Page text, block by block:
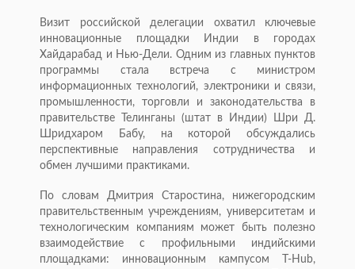
Визит российской делегации охватил ключевые
инновационные площадки Индии в городах
Хайдарабад и Нью-Дели. Одним из главных пунктов
программы стала встреча с министром
информационных технологий, электроники и связи,
промышленности, торговли и законодательства в
правительстве Телинганы (штат в Индии) Шри Д.
Шридхаром Бабу, на которой обсуждались
перспективные направления сотрудничества и
обмен лучшими практиками.
По словам Дмитрия Старостина, нижегородским
правительственным учреждениям, университетам и
технологическим компаниям может быть полезно
взаимодействие с профильными индийскими
площадками: инновационным кампусом T-Hub,